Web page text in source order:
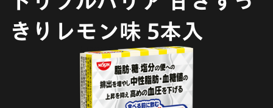
きりレモン味 5本入